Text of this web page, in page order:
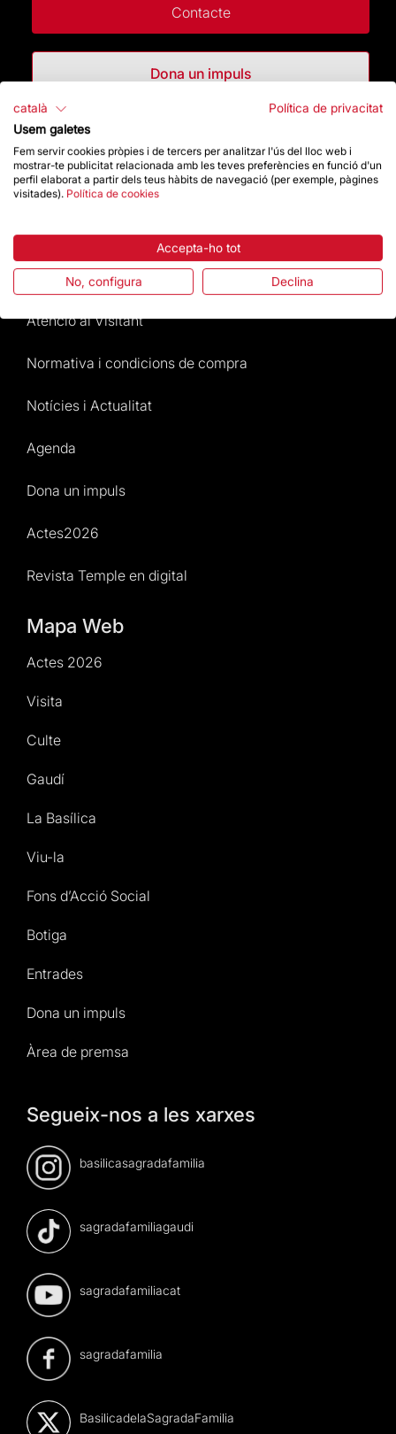
Contacte
Dona un impuls
Destacats
La Fundació
Preguntes freqüents
Atenció al Visitant
Normativa i condicions de compra
Notícies i Actualitat
Agenda
Dona un impuls
Actes2026
Revista Temple en digital
Mapa Web
Actes 2026
Visita
Culte
Gaudí
La Basílica
Viu-la
Fons d’Acció Social
Botiga
Entrades
Dona un impuls
Àrea de premsa
Segueix-nos a les xarxes
basilicasagradafamilia
sagradafamiliagaudi
sagradafamiliacat
sagradafamilia
BasilicadelaSagradaFamilia
català
Política de privacitat
Usem galetes
Fem servir cookies pròpies i de tercers per analitzar l'ús del lloc web i
mostrar-te publicitat relacionada amb les teves preferències en funció d'un
perfil elaborat a partir dels teus hàbits de navegació (per exemple, pàgines
visitades). Política de cookies
Accepta-ho tot
No, configura Declina